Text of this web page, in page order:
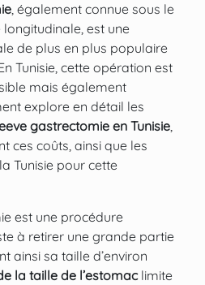
, également connue sous le
est une
de plus en plus populaire
Tunisie, cette opération est
mais également
explore en détail les
gastrectomie en Tunisie,
ces coûts, ainsi que les
Tunisie pour cette
est une procédure
à retirer une grande partie
ainsi sa taille d’environ
la taille de l’estomaclimite